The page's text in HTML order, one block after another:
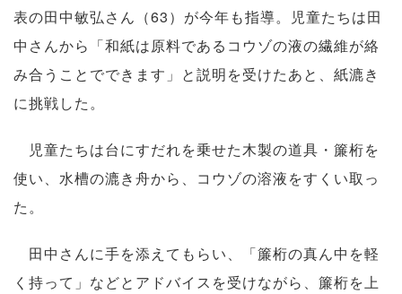
表の田中敏弘さん（63）が今年も指導。児童たちは田
中さんから「和紙は原料であるコウゾの液の繊維が絡
み合うことでできます」と説明を受けたあと、紙漉き
に挑戦した。
児童たちは台にすだれを乗せた木製の道具・簾桁を
使い、水槽の漉き舟から、コウゾの溶液をすくい取っ
た。
田中さんに手を添えてもらい、「簾桁の真ん中を軽
く持って」などとアドバイスを受けながら、簾桁を上